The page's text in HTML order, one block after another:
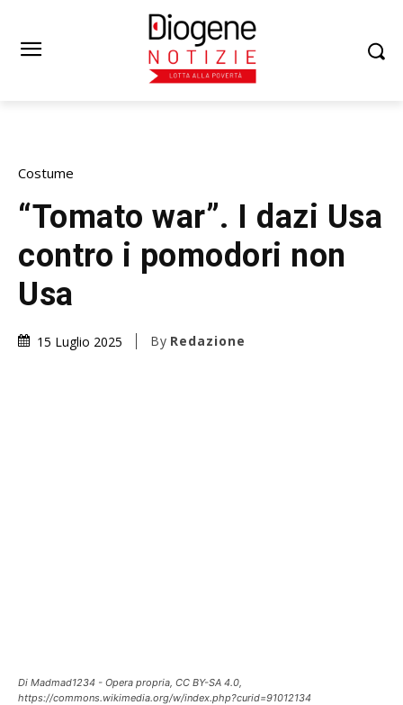
Costume
“Tomato war”. I dazi Usa
contro i pomodori non
Usa
15 Luglio 2025 By Redazione
Di Madmad1234 - Opera propria, CC BY-SA 4.0,
https://commons.wikimedia.org/w/index.php?curid=91012134